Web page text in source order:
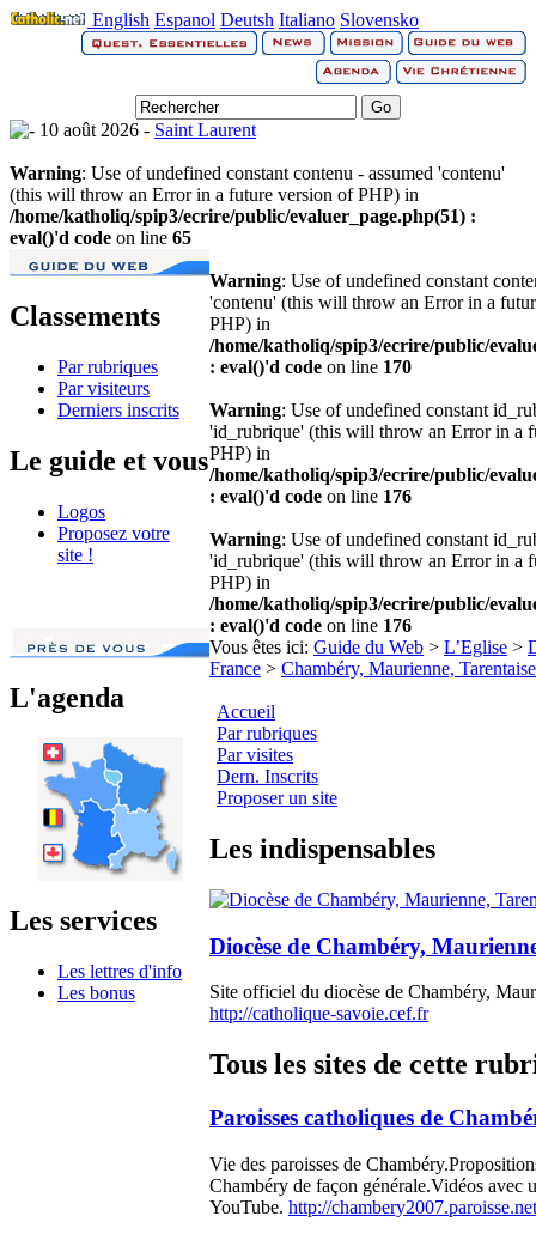
English Espanol Deutsh Italiano Slovensko
10 août 2026 - Saint Laurent
Warning: Use of undefined constant contenu - assumed 'contenu'
(this will throw an Error in a future version of PHP) in
/home/katholiq/spip3/ecrire/public/evaluer_page.php(51) :
eval()'d code on line 65
Classements
Par rubriques
Par visiteurs
Derniers inscrits
Le guide et vous
Logos
Proposez votre
site !
L'agenda
Les services
Les lettres d'info
Les bonus
Warning: Use of undefined constant
'contenu' (this will throw an Error in a
PHP) in
/home/katholiq/spip3/ecrire/public/
: eval()'d code on line 170
Warning: Use of undefined constant
'id_rubrique' (this will throw an Error in a
PHP) in
/home/katholiq/spip3/ecrire/public/
: eval()'d code on line 176
Warning: Use of undefined constant
'id_rubrique' (this will throw an Error in a
PHP) in
/home/katholiq/spip3/ecrire/public/
: eval()'d code on line 176
Vous êtes ici: Guide du Web > L’Eglise >
France > Chambéry, Maurienne, Tarentaise
Accueil
Par rubriques
Par visites
Dern. Inscrits
Proposer un site
Les indispensables
Diocèse de Chambéry,
Site officiel du diocèse de Chambéry,
http://catholique-savoie.cef.fr
Tous les sites de cette
Paroisses catholiques de
Vie des paroisses de
Chambéry de façon générale.Vidéos avec
YouTube. http://chambery2007.paroisse.net